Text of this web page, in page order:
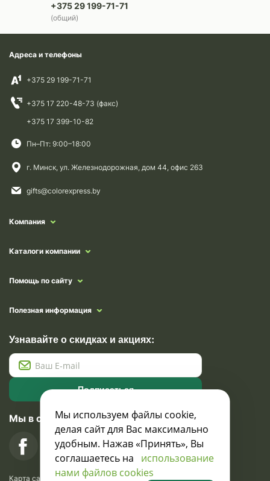
+375 29 199-71-71
(общий)
Адреса и телефоны
+375 29 199-71-71
+375 17 220-48-73 (факс)
+375 17 399-10-82
Пн–Пт: 9:00–18:00
г. Минск, ул. Железнодорожная, дом 44, офис 263
gifts@colorexpress.by
Компания
Каталоги компании
Помощь по сайту
Полезная информация
Узнавайте о скидках и акциях:
Подписаться
Мы в социальных сетях
Карта сайта
Мы используем файлы cookie,
делая сайт для Вас максимально
удобным. Нажав «Принять», Вы
соглашаетесь на использование
нами файлов cookies